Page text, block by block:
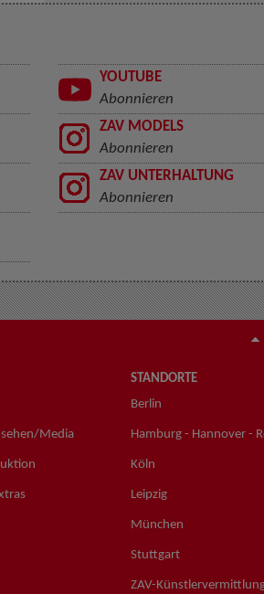
YOUTUBE
Abonnieren
ZAV MODELS
Abonnieren
ZAV UNTERHALTUNG
Abonnieren
Media
STANDORTE
Berlin
Hamburg - Hannover -
Köln
Leipzig
München
Stuttgart
ZAV-